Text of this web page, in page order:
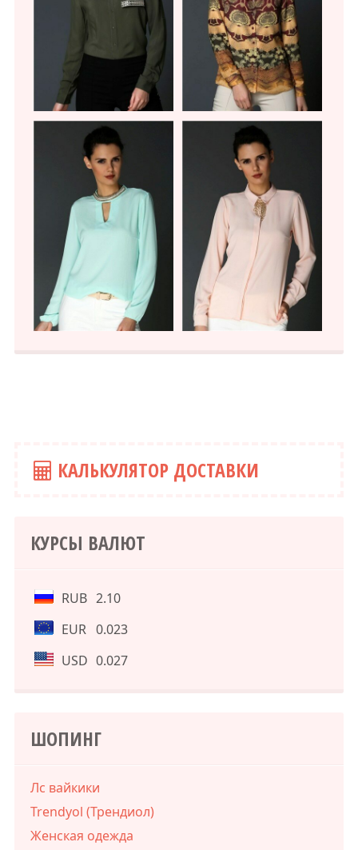
КАЛЬКУЛЯТОР ДОСТАВКИ
КУРСЫ ВАЛЮТ
RUB 2.10
EUR 0.023
USD 0.027
ШОПИНГ
Лс вайкики
Trendyol (Трендиол)
Женская одежда